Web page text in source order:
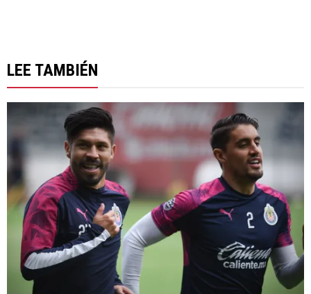
LEE TAMBIÉN